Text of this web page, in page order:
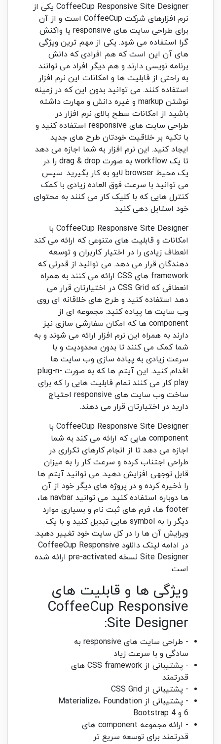
CoffeeCup Responsive Site Designer یکی از
نرم افزارهای شرکت CoffeeCup است و از آن
برای طراحی سایت های responsive یا واکنش
گرا استفاده می شود. یکی از مهم ترین ویژگی
های آن این است که هم افرادی که دانش
برنامه نویسی دارند و هم دیگر افراد می توانند
به راحتی از قابلیت ها و امکانات این نرم افزار
استفاده کنند. می توانید بدون این که در زمینه
نوشتن markup و غیره دانش و مهارت داشته
باشید از امکانات سطح بالای نرم افزار در
طراحی سایت های responsive استفاده کنید و
با تکیه بر خلاقیت خودتان طرح های جدید
ایجاد کنید. این نرم افزار به شما اجازه می دهد
تا یک workflow به صورت drag & drop را در
یک محیط browser لایو به کار بگیرید. سپس
می توانید با سرعت فوق العاده زیادی با کمک
کنترل هایی که با کلیک کار می کنند به محتوای
خود استایل دهی کنید.
CoffeeCup Responsive Site Designer با
امکانات و قابلیت های متنوعی که ارائه می کند
انعطاف زیادی را در اختیار کاربران و توسعه
دهندگان قرار می دهد. می توانید از قدرتی که
framework های CSS ارائه می کنند به همراه
انعطافی که CSS Grid در اختیارتان قرار می
دهد استفاده کنید و طرح های خلاقانه ای روی
وب سایت ها پیاده کنید. مجموعه ای از
component ها که امکان سفارشی سازی نیز
دارند به همراه این نرم افزار ارائه می شوند و به
شما کمک می کنند تا بدون محدودیت و با
سرعت زیادی به پیاده سازی وب سایت ها
اقدام کنید. این آیتم ها که به صورت plug-n-
play کار می کنند تمام قابلیت هایی را که برای
ساخت وب سایت های responsive احتیاج
دارید در اختیارتان قرار می دهند.
CoffeeCup Responsive Site Designer با
component هایی که ارائه می کند به شما
اجازه می دهد تا از انجام کارهای تکراری در
طراحی اجتناب کرده و سرعت کار را به میزان
قابل توجهی افزایش دهید. می توانید آیتم ها
را ذخیره کرده و در پروژه های دیگر خود از آن
ها دوباره استفاده کنید. می توانید navbar ها،
footer ها، فرم های ثبت نام و بسیاری موارد
دیگر را به symbol هایی تبدیل کنید و با یک
ویرایش آن ها را در کل سایت خود تغییر دهید.
در ادامه لینک دانلود CoffeeCup Responsive
Site Designer نسخه pre-activated ارائه شده
است.
ویژگی ها و قابلیت های
CoffeeCup Responsive
Site Designer:
- طراحی سایت های responsive به
سادگی و با سرعت زیاد
- پشتیبانی از CSS framework های
قدرتمند
- پشتیبانی از CSS Grid
- پشتیبانی از Materialize، Foundation
6 و Bootstrap 4
- ارائه مجموعه component های
قدرتمند برای توسعه سریع تر